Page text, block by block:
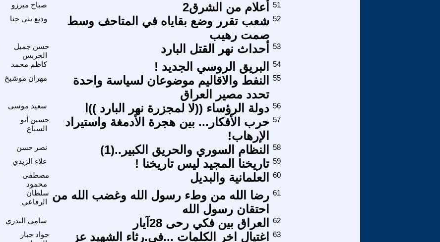
صباح ميرزو أعلام من الشرق2
51
وديع بتي حنا
شعب تقرر وضع بقاياه في المتاحف وسط
صمت رهيب
52
حسن جميل
الحربس
أحداث نهر القتل البارد 53
كاظم محمد البريق الروسي الجديد !
54
مهران موشيخ
النفط والاقاليم موضوعان لسياسة واحدة
تحدد مصير العراق
55
سعيد موسى دولة الرؤساء ((لا لمجزرة نهر البارد ))ا 56
حسين أبو
السباع
حرب الأفكار... بين هجرة الأدمغة واستيراد
الإرهاب!
57
نصر حسن النظام السوري والحريق الكبير..(1)
58
علاء الزيدي تاريخنا المجيد ليس تاريخنا ! 59
مصطفى
محمود
العلمانية والبديل 60
سلطان
الرفاعي
رضا الله من وطء رسول الله وغضب الله من
احتقان رسول الله
61
سامي البدري العراق بين فكي رحى 28آيار
62
جواد جبار
اغتيال اخر الكلمات ...في.رثاء الشهيد عز 63